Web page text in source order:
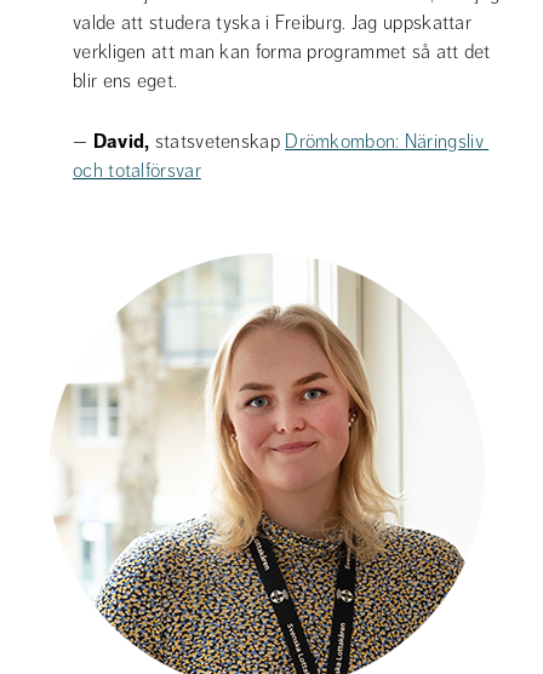
valde att studera tyska i Freiburg. Jag uppskattar
verkligen att man kan forma programmet så att det
blir ens eget.
— David, statsvetenskap Drömkombon: Näringsliv
och totalförsvar